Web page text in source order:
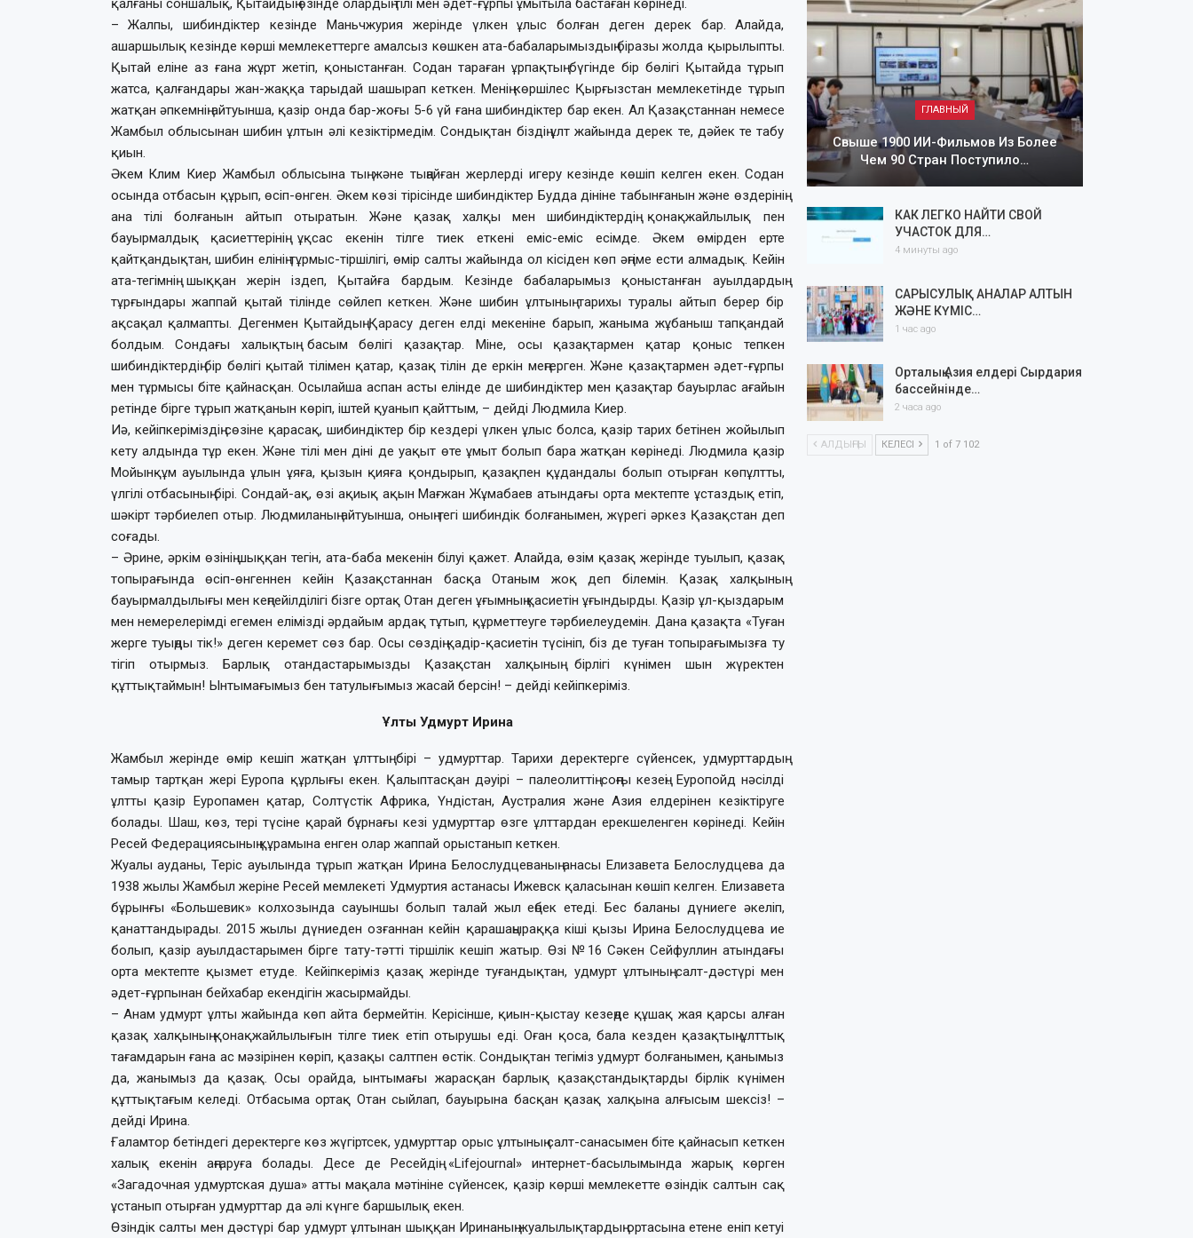
– Жалпы, шибиндіктер кезінде Маньчжурия жерінде үлкен ұлыс болған деген дерек бар. Алайда,
ашаршылық кезінде көрші мемлекеттерге амалсыз көшкен ата-бабаларымыздың біразы жолда қырылыпты.
Қытай еліне аз ғана жұрт жетіп, қоныстанған. Содан тараған ұрпақтың бүгінде бір бөлігі Қытайда тұрып
жатса, қалғандары жан-жаққа тарыдай шашырап кеткен. Менің көршілес Қырғызстан мемлекетінде тұрып
жатқан әпкемнің айтуынша, қазір онда бар-жоғы 5-6 үй ғана шибиндіктер бар екен. Ал Қазақстаннан немесе
Жамбыл облысынан шибин ұлтын әлі кезіктірмедім. Сондықтан біздің ұлт жайында дерек те, дәйек те табу
қиын.
Әкем Клим Киер Жамбыл облысына тың және тыңайған жерлерді игеру кезінде көшіп келген екен. Содан
осында отбасын құрып, өсіп-өнген. Әкем көзі тірісінде шибиндіктер Будда дініне табынғанын және өздерінің
ана тілі болғанын айтып отыратын. Және қазақ халқы мен шибиндіктердің қонақжайлылық пен
бауырмалдық қасиеттерінің ұқсас екенін тілге тиек еткені еміс-еміс есімде. Әкем өмірден ерте
қайтқандықтан, шибин елінің тұрмыс-тіршілігі, өмір салты жайында ол кісіден көп әңгіме ести алмадық. Кейін
ата-тегімнің шыққан жерін іздеп, Қытайға бардым. Кезінде бабаларымыз қоныстанған ауылдардың
тұрғындары жаппай қытай тілінде сөйлеп кеткен. Және шибин ұлтының тарихы туралы айтып берер бір
ақсақал қалмапты. Дегенмен Қытайдың Қарасу деген елді мекеніне барып, жаныма жұбаныш тапқандай
болдым. Сондағы халықтың басым бөлігі қазақтар. Міне, осы қазақтармен қатар қоныс тепкен
шибиндіктердің бір бөлігі қытай тілімен қатар, қазақ тілін де еркін меңгерген. Және қазақтармен әдет-ғұрпы
мен тұрмысы біте қайнасқан. Осылайша аспан асты елінде де шибиндіктер мен қазақтар бауырлас ағайын
ретінде бірге тұрып жатқанын көріп, іштей қуанып қайттым, – дейді Людмила Киер.
Иә, кейіпкеріміздің сөзіне қарасақ, шибиндіктер бір кездері үлкен ұлыс болса, қазір тарих бетінен жойылып
кету алдында тұр екен. Және тілі мен діні де уақыт өте ұмыт болып бара жатқан көрінеді. Людмила қазір
Мойынқұм ауылында ұлын ұяға, қызын қияға қондырып, қазақпен құдандалы болып отырған көпұлтты,
үлгілі отбасының бірі. Сондай-ақ, өзі ақиық ақын Мағжан Жұмабаев атындағы орта мектепте ұстаздық етіп,
шәкірт тәрбиелеп отыр. Людмиланың айтуынша, оның тегі шибиндік болғанымен, жүрегі әркез Қазақстан деп
соғады.
– Әрине, әркім өзінің шыққан тегін, ата-баба мекенін білуі қажет. Алайда, өзім қазақ жерінде туылып, қазақ
топырағында өсіп-өнгеннен кейін Қазақстаннан басқа Отаным жоқ деп білемін. Қазақ халқының
бауырмалдылығы мен кеңпейілділігі бізге ортақ Отан деген ұғымның қасиетін ұғындырды. Қазір ұл-қыздарым
мен немерелерімді егемен елімізді әрдайым ардақ тұтып, құрметтеуге тәрбиелеудемін. Дана қазақта «Туған
жерге туыңды тік!» деген керемет сөз бар. Осы сөздің қадір-қасиетін түсініп, біз де туған топырағымызға ту
тігіп отырмыз. Барлық отандастарымызды Қазақстан халқының бірлігі күнімен шын жүректен
құттықтаймын! Ынтымағымыз бен татулығымыз жасай берсін! – дейді кейіпкеріміз.
Ұлты Удмурт Ирина
Жамбыл жерінде өмір кешіп жатқан ұлттың бірі – удмурттар. Тарихи деректерге сүйенсек, удмурттардың
тамыр тартқан жері Еуропа құрлығы екен. Қалыптасқан дәуірі – палеолиттің соңғы кезеңі. Еуропойд нәсілді
ұлтты қазір Еуропамен қатар, Солтүстік Африка, Үндістан, Аустралия және Азия елдерінен кезіктіруге
болады. Шаш, көз, тері түсіне қарай бұрнағы кезі удмурттар өзге ұлттардан ерекшеленген көрінеді. Кейін
Ресей Федерациясының құрамына енген олар жаппай орыстанып кеткен.
Жуалы ауданы, Теріс ауылында тұрып жатқан Ирина Белослудцеваның анасы Елизавета Белослудцева да
1938 жылы Жамбыл жеріне Ресей мемлекеті Удмуртия астанасы Ижевск қаласынан көшіп келген. Елизавета
бұрынғы «Большевик» колхозында сауыншы болып талай жыл еңбек етеді. Бес баланы дүниеге әкеліп,
қанаттандырады. 2015 жылы дүниеден озғаннан кейін қарашаңыраққа кіші қызы Ирина Белослудцева ие
болып, қазір ауылдастарымен бірге тату-тәтті тіршілік кешіп жатыр. Өзі №16 Сәкен Сейфуллин атындағы
орта мектепте қызмет етуде. Кейіпкеріміз қазақ жерінде туғандықтан, удмурт ұлтының салт-дәстүрі мен
әдет-ғұрпынан бейхабар екендігін жасырмайды.
– Анам удмурт ұлты жайында көп айта бермейтін. Керісінше, қиын-қыстау кезеңде құшақ жая қарсы алған
қазақ халқының қонақжайлылығын тілге тиек етіп отырушы еді. Оған қоса, бала кезден қазақтың ұлттық
тағамдарын ғана ас мәзірінен көріп, қазақы салтпен өстік. Сондықтан тегіміз удмурт болғанымен, қанымыз
да, жанымыз да қазақ. Осы орайда, ынтымағы жарасқан барлық қазақстандықтарды бірлік күнімен
құттықтағым келеді. Отбасыма ортақ Отан сыйлап, бауырына басқан қазақ халқына алғысым шексіз! –
дейді Ирина.
Ғаламтор бетіндегі деректерге көз жүгіртсек, удмурттар орыс ұлтының салт-санасымен біте қайнасып кеткен
халық екенін аңғаруға болады. Десе де Ресейдің «Lifejournal» интернет-басылымында жарық көрген
«Загадочная удмуртская душа» атты мақала мәтініне сүйенсек, қазір көрші мемлекетте өзіндік салтын сақ
ұстанып отырған удмурттар да әлі күнге баршылық екен.
Өзіндік салты мен дәстүрі бар удмурт ұлтынан шыққан Иринаның жуалылықтардың ортасына етене еніп кетуі
ГЛАВНЫЙ
Свыше 1900 ИИ-Фильмов Из Более
Чем 90 Стран Поступило…
КАК ЛЕГКО НАЙТИ СВОЙ
УЧАСТОК ДЛЯ…
4 минуты ago
САРЫСУЛЫҚ АНАЛАР АЛТЫН
ЖӘНЕ КҮМІС…
1 час ago
Орталық Азия елдері Сырдария
бассейнінде…
2 часа ago
АЛДЫҢҒЫ КЕЛЕСІ 1 of 7 102